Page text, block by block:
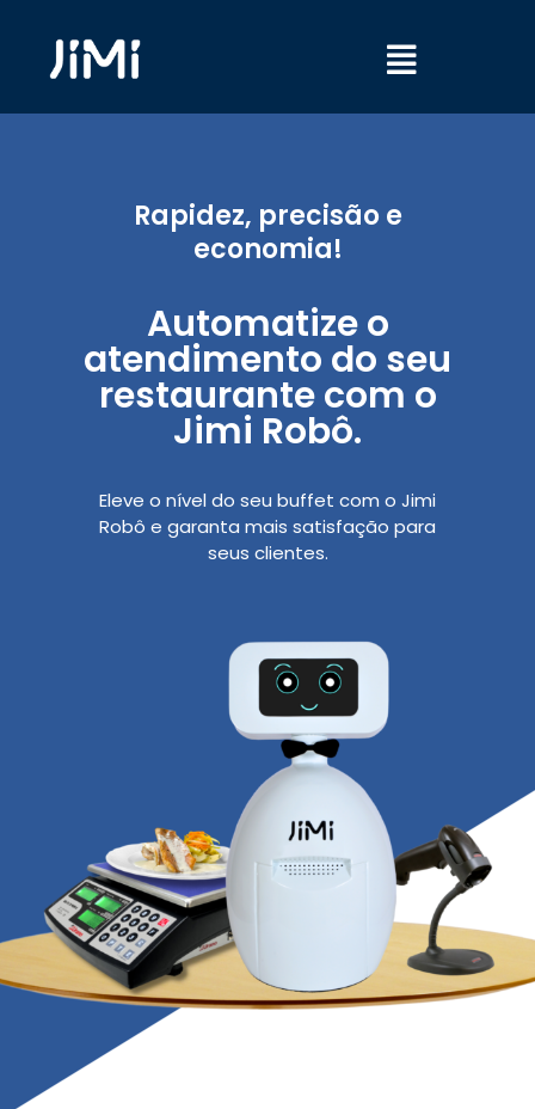
conteúdo
Menu
Rapidez, precisão e
economia!
Automatize o
atendimento do seu
restaurante com o
Jimi Robô.
Eleve o nível do seu buffet com o Jimi
Robô e garanta mais satisfação para
seus clientes.